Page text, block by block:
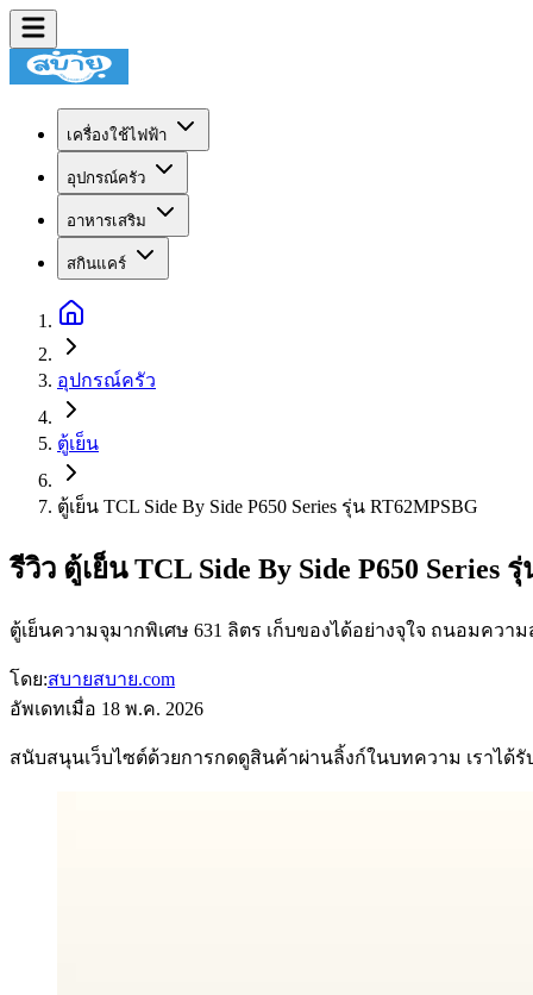
เครื่องใช้ไฟฟ้า
อุปกรณ์ครัว
อาหารเสริม
สกินแคร์
อุปกรณ์ครัว
ตู้เย็น
ตู้เย็น TCL Side By Side P650 Series รุ่น RT62MPSBG
รีวิว ตู้เย็น TCL Side By Side P650 Series
ตู้เย็นความจุมากพิเศษ 631 ลิตร เก็บของได้อย่างจุใจ ถนอมคว
โดย:สบายสบาย.com
อัพเดทเมื่อ 18 พ.ค. 2026
สนับสนุนเว็บไซต์ด้วยการกดดูสินค้าผ่านลิ้งก์ในบทความ เราไ